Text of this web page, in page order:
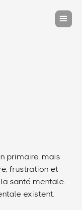
primaire, mais
frustration et
santé mentale.
existent.